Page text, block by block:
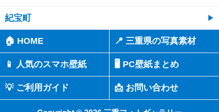
紀宝町
🏠 HOME 📍 三重県の写真素材
📱 人気のスマホ壁紙 🖥️ PC壁紙まとめ
💡 ご利用ガイド 📩 お問い合わせ